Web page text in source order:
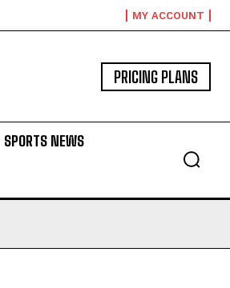
MY ACCOUNT
PRICING PLANS
SPORTS NEWS